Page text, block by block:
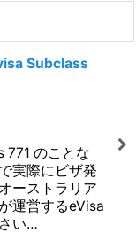
Subclass
771 のことな
実際にビザ発
ーストラリア
運営するeVisa
い…